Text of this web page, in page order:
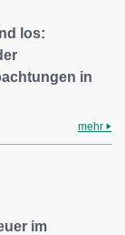
los:
in
mehr
im